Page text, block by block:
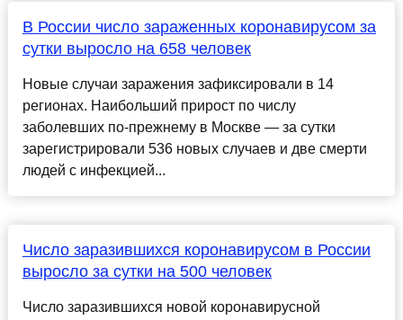
В России число зараженных коронавирусом за
сутки выросло на 658 человек
Новые случаи заражения зафиксировали в 14
регионах. Наибольший прирост по числу
заболевших по-прежнему в Москве — за сутки
зарегистрировали 536 новых случаев и две смерти
людей с инфекцией...
Число заразившихся коронавирусом в России
выросло за сутки на 500 человек
Число заразившихся новой коронавирусной